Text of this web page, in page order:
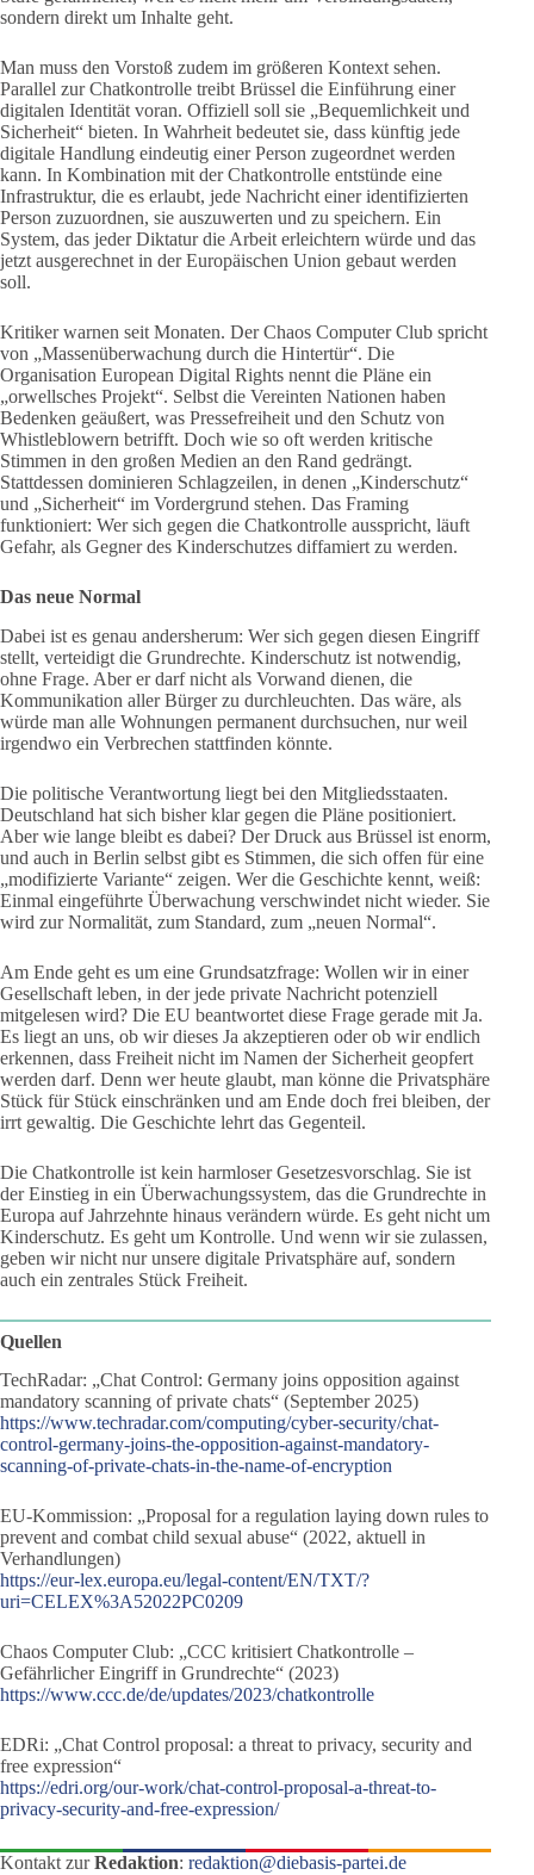
sondern direkt um Inhalte geht.
Man muss den Vorstoß zudem im größeren Kontext sehen.
Parallel zur Chatkontrolle treibt Brüssel die Einführung einer
digitalen Identität voran. Offiziell soll sie „Bequemlichkeit und
Sicherheit“ bieten. In Wahrheit bedeutet sie, dass künftig jede
digitale Handlung eindeutig einer Person zugeordnet werden
kann. In Kombination mit der Chatkontrolle entstünde eine
Infrastruktur, die es erlaubt, jede Nachricht einer identifizierten
Person zuzuordnen, sie auszuwerten und zu speichern. Ein
System, das jeder Diktatur die Arbeit erleichtern würde und das
jetzt ausgerechnet in der Europäischen Union gebaut werden
soll.
Kritiker warnen seit Monaten. Der Chaos Computer Club spricht
von „Massenüberwachung durch die Hintertür“. Die
Organisation European Digital Rights nennt die Pläne ein
„orwellsches Projekt“. Selbst die Vereinten Nationen haben
Bedenken geäußert, was Pressefreiheit und den Schutz von
Whistleblowern betrifft. Doch wie so oft werden kritische
Stimmen in den großen Medien an den Rand gedrängt.
Stattdessen dominieren Schlagzeilen, in denen „Kinderschutz“
und „Sicherheit“ im Vordergrund stehen. Das Framing
funktioniert: Wer sich gegen die Chatkontrolle ausspricht, läuft
Gefahr, als Gegner des Kinderschutzes diffamiert zu werden.
Das neue Normal
Dabei ist es genau andersherum: Wer sich gegen diesen Eingriff
stellt, verteidigt die Grundrechte. Kinderschutz ist notwendig,
ohne Frage. Aber er darf nicht als Vorwand dienen, die
Kommunikation aller Bürger zu durchleuchten. Das wäre, als
würde man alle Wohnungen permanent durchsuchen, nur weil
irgendwo ein Verbrechen stattfinden könnte.
Die politische Verantwortung liegt bei den Mitgliedsstaaten.
Deutschland hat sich bisher klar gegen die Pläne positioniert.
Aber wie lange bleibt es dabei? Der Druck aus Brüssel ist enorm,
und auch in Berlin selbst gibt es Stimmen, die sich offen für eine
„modifizierte Variante“ zeigen. Wer die Geschichte kennt, weiß:
Einmal eingeführte Überwachung verschwindet nicht wieder. Sie
wird zur Normalität, zum Standard, zum „neuen Normal“.
Am Ende geht es um eine Grundsatzfrage: Wollen wir in einer
Gesellschaft leben, in der jede private Nachricht potenziell
mitgelesen wird? Die EU beantwortet diese Frage gerade mit Ja.
Es liegt an uns, ob wir dieses Ja akzeptieren oder ob wir endlich
erkennen, dass Freiheit nicht im Namen der Sicherheit geopfert
werden darf. Denn wer heute glaubt, man könne die Privatsphäre
Stück für Stück einschränken und am Ende doch frei bleiben, der
irrt gewaltig. Die Geschichte lehrt das Gegenteil.
Die Chatkontrolle ist kein harmloser Gesetzesvorschlag. Sie ist
der Einstieg in ein Überwachungssystem, das die Grundrechte in
Europa auf Jahrzehnte hinaus verändern würde. Es geht nicht um
Kinderschutz. Es geht um Kontrolle. Und wenn wir sie zulassen,
geben wir nicht nur unsere digitale Privatsphäre auf, sondern
auch ein zentrales Stück Freiheit.
Quellen
TechRadar: „Chat Control: Germany joins opposition against
mandatory scanning of private chats“ (September 2025)
https://www.techradar.com/computing/cyber-security/chat-
control-germany-joins-the-opposition-against-mandatory-
scanning-of-private-chats-in-the-name-of-encryption
EU-Kommission: „Proposal for a regulation laying down rules to
prevent and combat child sexual abuse“ (2022, aktuell in
Verhandlungen)
https://eur-lex.europa.eu/legal-content/EN/TXT/?
uri=CELEX%3A52022PC0209
Chaos Computer Club: „CCC kritisiert Chatkontrolle –
Gefährlicher Eingriff in Grundrechte“ (2023)
https://www.ccc.de/de/updates/2023/chatkontrolle
EDRi: „Chat Control proposal: a threat to privacy, security and
free expression“
https://edri.org/our-work/chat-control-proposal-a-threat-to-
privacy-security-and-free-expression/
Kontakt zurRedaktion: redaktion@diebasis-partei.de